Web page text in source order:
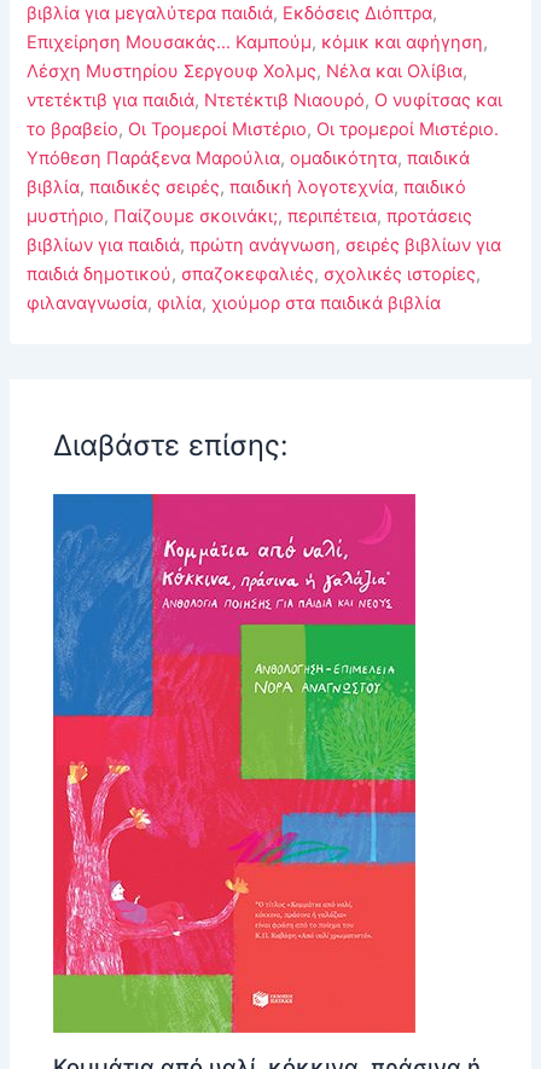
βιβλία για μεγαλύτερα παιδιά, Εκδόσεις Διόπτρα,
Επιχείρηση Μουσακάς… Καμπούμ, κόμικ και αφήγηση,
Λέσχη Μυστηρίου Σεργουφ Χολμς, Νέλα και Ολίβια,
ντετέκτιβ για παιδιά, Ντετέκτιβ Νιαουρό, Ο νυφίτσας και
το βραβείο, Οι Τρομεροί Μιστέριο, Οι τρομεροί Μιστέριο.
Υπόθεση Παράξενα Μαρούλια,ομαδικότητα,παιδικά
βιβλία,παιδικές σειρές,παιδική λογοτεχνία,παιδικό
μυστήριο, Παίζουμε σκοινάκι;,περιπέτεια,προτάσεις
βιβλίων για παιδιά,πρώτη ανάγνωση, σειρές βιβλίων για
παιδιά δημοτικού, σπαζοκεφαλιές, σχολικές ιστορίες,
φιλαναγνωσία,φιλία,χιούμορ στα παιδικά βιβλία
Διαβάστε επίσης: